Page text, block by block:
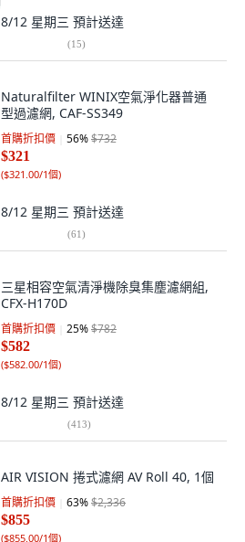
8/12 星期三 預計送達
(15)
Naturalfilter WINIX空氣淨化器普通
型過濾網, CAF-SS349
首購折扣價 56%$732
$321
($321.00/1個)
8/12 星期三 預計送達
(61)
三星相容空氣清淨機除臭集塵濾網組,
CFX-H170D
首購折扣價 25%$782
$582
($582.00/1個)
8/12 星期三 預計送達
(413)
AIR VISION 捲式濾網 AV Roll 40, 1個
首購折扣價 63%$2,336
$855
($855.00/1個)